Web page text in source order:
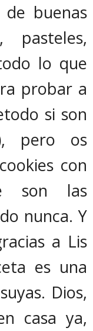
buenas
pasteles,
lo que
probar a
si son
pero os
con
son las
nunca. Y
a Lis
es una
Dios,
casa ya,